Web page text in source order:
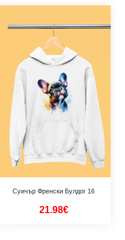
Суичър Френски Булдог 16
21.98€